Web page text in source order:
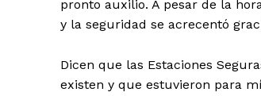
pronto auxilio. A pesar de la
y la seguridad se acrecentó
Dicen que las Estaciones
existen y que estuvieron para